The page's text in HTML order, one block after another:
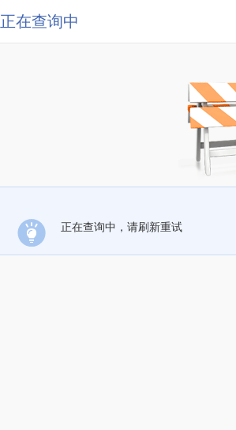
正在查询中
正在查询中，请刷新重试